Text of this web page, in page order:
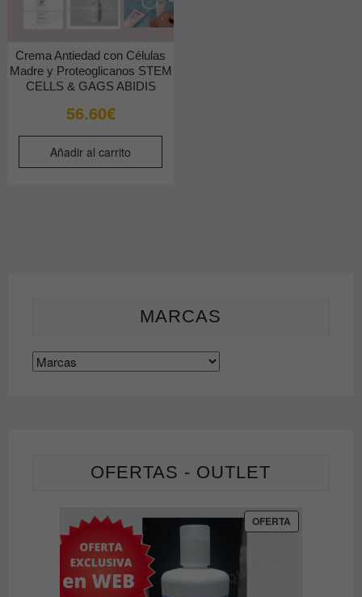
Crema Antiedad con Células
Madre y Proteoglicanos STEM
CELLS & GAGS ABIDIS
56.60€
Añadir al carrito
MARCAS
OFERTAS - OUTLET
OFERTAPRODUCTO
EN